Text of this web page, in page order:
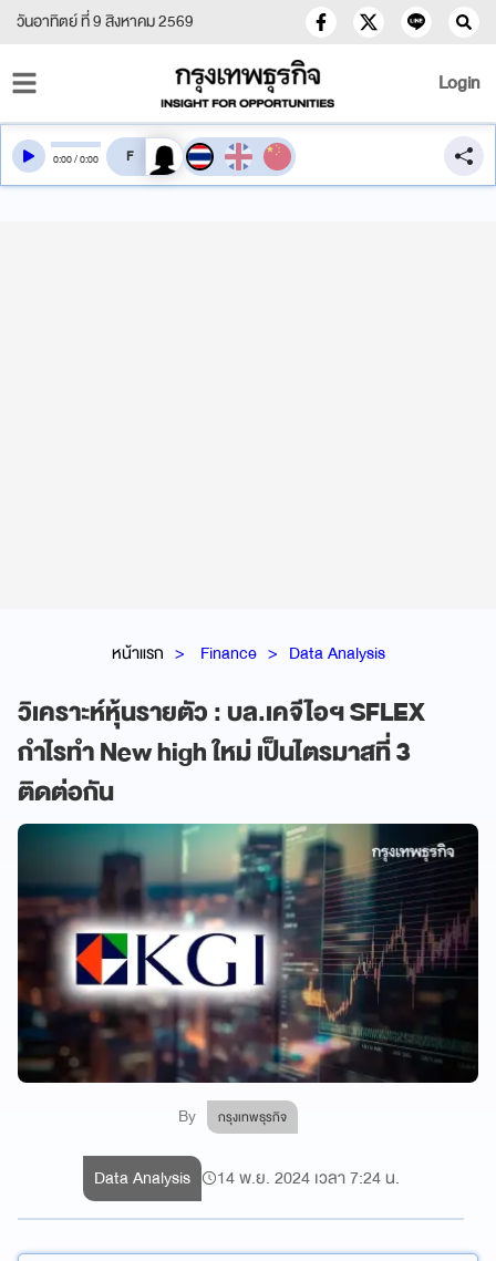
วันอาทิตย์ ที่ 9 สิงหาคม 2569
Login
หน้าแรก Finance Data Analysis
วิเคราะห์หุ้นรายตัว : บล.เคจีไอฯ SFLEX
กำไรทำ New high ใหม่ เป็นไตรมาสที่ 3
ติดต่อกัน
By กรุงเทพธุรกิจ
0:00/0:00 สลับเสียงอ่าน
Data Analysis 14 พ.ย. 2024 เวลา 7:24 น.